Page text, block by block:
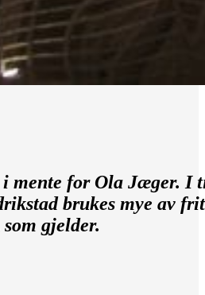
i mente for Ola Jæger. I
brukes mye av
gjelder.